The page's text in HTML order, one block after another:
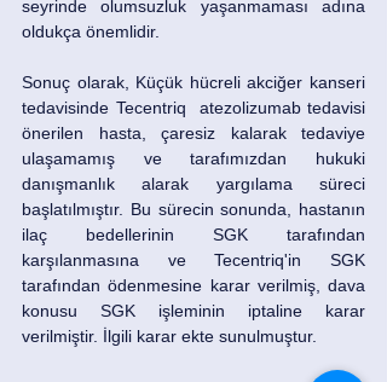
seyrinde olumsuzluk yaşanmaması adına
oldukça önemlidir.
Sonuç olarak, Küçük hücreli akciğer kanseri
tedavisinde Tecentriq  atezolizumab tedavisi
önerilen hasta, çaresiz kalarak tedaviye
ulaşamamış ve tarafımızdan hukuki
danışmanlık alarak yargılama süreci
başlatılmıştır. Bu sürecin sonunda, hastanın
ilaç bedellerinin SGK tarafından
karşılanmasına ve Tecentriq'in SGK
tarafından ödenmesine karar verilmiş, dava
konusu SGK işleminin iptaline karar
verilmiştir. İlgili karar ekte sunulmuştur.